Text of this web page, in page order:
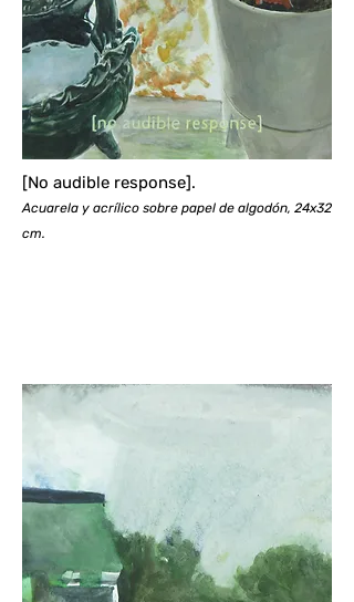
[No audible response].
Acuarela y acrílico sobre papel de algodón, 24x32
cm.